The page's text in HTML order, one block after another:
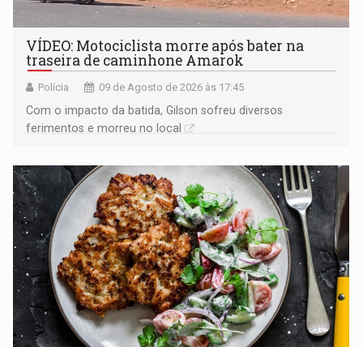
VÍDEO: Motociclista morre após bater na
traseira de caminhone Amarok
Polícia 09 de Agosto de 2026 às 17:45
​Com o impacto da batida, Gilson sofreu diversos
ferimentos e morreu no local